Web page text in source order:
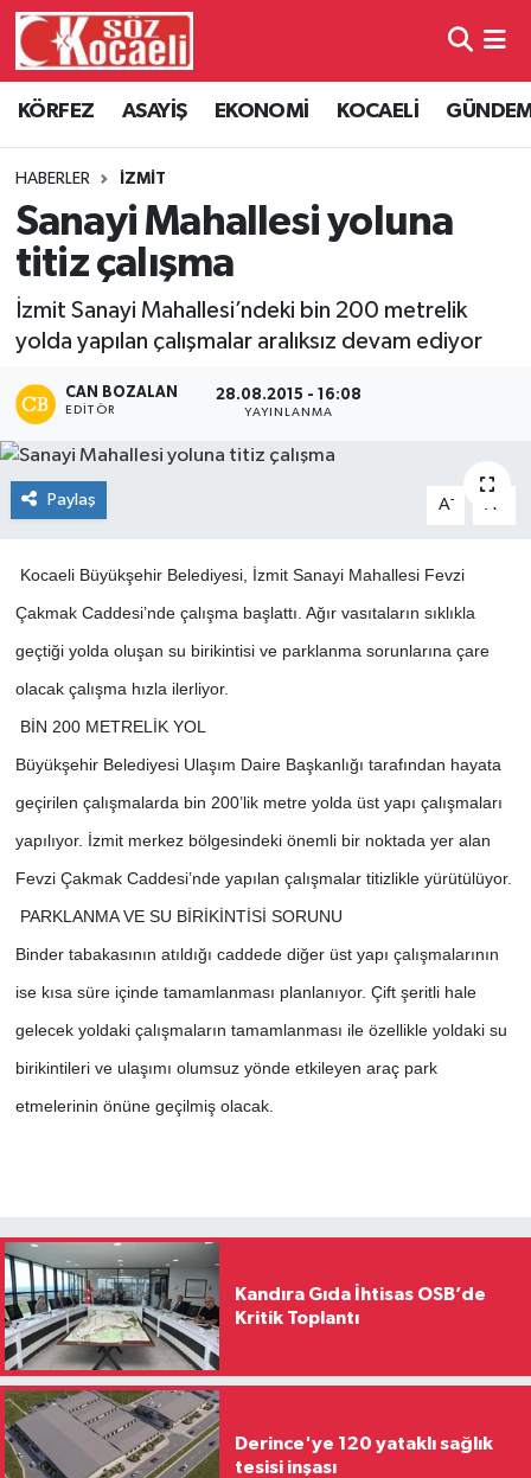
KÖRFEZ ASAYİŞ EKONOMİ KOCAELİ
HABERLER İZMİT
Sanayi Mahallesi yoluna
titiz çalışma
İzmit Sanayi Mahallesi’ndeki bin 200 metrelik
yolda yapılan çalışmalar aralıksız devam ediyor
CAN BOZALAN
EDITÖR
28.08.2015 - 16:08
YAYINLANMA
Paylaş A- A
Kocaeli Büyükşehir Belediyesi, İzmit Sanayi Mahallesi Fevzi
Çakmak Caddesi’nde çalışma başlattı. Ağır vasıtaların sıklıkla
geçtiği yolda oluşan su birikintisi ve parklanma sorunlarına çare
olacak çalışma hızla ilerliyor.
BİN 200 METRELİK YOL
Büyükşehir Belediyesi Ulaşım Daire Başkanlığı tarafından hayata
geçirilen çalışmalarda bin 200’lik metre yolda üst yapı çalışmaları
yapılıyor. İzmit merkez bölgesindeki önemli bir noktada yer alan
Fevzi Çakmak Caddesi’nde yapılan çalışmalar titizlikle yürütülüyor.
PARKLANMA VE SU BİRİKİNTİSİ SORUNU
Binder tabakasının atıldığı caddede diğer üst yapı çalışmalarının
ise kısa süre içinde tamamlanması planlanıyor. Çift şeritli hale
gelecek yoldaki çalışmaların tamamlanması ile özellikle yoldaki su
birikintileri ve ulaşımı olumsuz yönde etkileyen araç park
etmelerinin önüne geçilmiş olacak.
Kandıra Gıda İhtisas OSB’de
Kritik Toplantı
Derince'ye 120 yataklı sağlık
tesisi inşası
Kocaeli Hava Durumu
Kocaeli Namaz Vakitleri
Kocaeli Trafik Yoğunluk Haritası
Süper Lig Puan Durumu ve Fikstür
Tüm Manşetler
Son Dakika Haberleri
Haber Arşivi